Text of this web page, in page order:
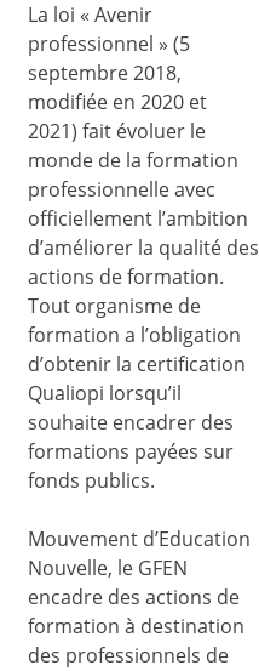
La loi « Avenir
professionnel » (5
septembre 2018,
modifiée en 2020 et
2021) fait évoluer le
monde de la formation
professionnelle avec
officiellement l’ambition
d’améliorer la qualité des
actions de formation.
Tout organisme de
formation a l’obligation
d’obtenir la certification
Qualiopi lorsqu’il
souhaite encadrer des
formations payées sur
fonds publics.
Mouvement d’Education
Nouvelle, le GFEN
encadre des actions de
formation à destination
des professionnels de